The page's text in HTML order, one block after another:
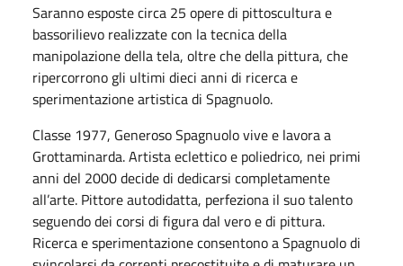
Saranno esposte circa 25 opere di pittoscultura e
bassorilievo realizzate con la tecnica della
manipolazione della tela, oltre che della pittura, che
ripercorrono gli ultimi dieci anni di ricerca e
sperimentazione artistica di Spagnuolo.
Classe 1977, Generoso Spagnuolo vive e lavora a
Grottaminarda. Artista eclettico e poliedrico, nei primi
anni del 2000 decide di dedicarsi completamente
all’arte. Pittore autodidatta, perfeziona il suo talento
seguendo dei corsi di figura dal vero e di pittura.
Ricerca e sperimentazione consentono a Spagnuolo di